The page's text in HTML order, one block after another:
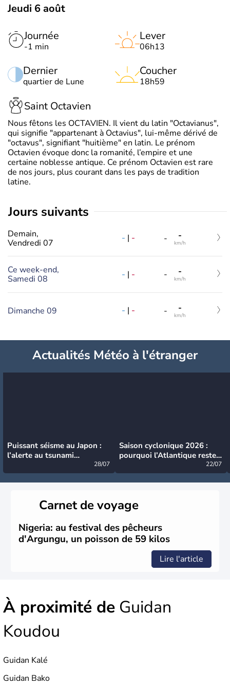
Jeudi 6 août
Journée
-1 min
Dernier
quartier de Lune
Lever
06h13
Coucher
18h59
Saint Octavien
Nous fêtons les OCTAVIEN. Il vient du latin "Octavianus",
qui signifie "appartenant à Octavius", lui-même dérivé de
"octavus", signifiant "huitième" en latin. Le prénom
Octavien évoque donc la romanité, l’empire et une
certaine noblesse antique. Ce prénom Octavien est rare
de nos jours, plus courant dans les pays de tradition
latine.
jours suivants
Demain,
Vendredi 07
- | - - -
km/h
Ce week-end,
Samedi 08
- | - - -
km/h
Dimanche 09 - | - - -
km/h
Actualités Météo à l'étranger
Puissant séisme au Japon :
l’alerte au tsunami
28/07
Saison cyclonique 2026 :
pourquoi l’Atlantique reste
22/07
Carnet de voyage
Nigeria: au festival des pêcheurs
d'Argungu, un poisson de 59 kilos
Lire l'article
À proximité de Guidan
Koudou
Guidan Kalé
Guidan Bako